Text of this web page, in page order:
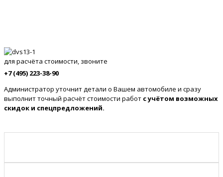
для расчёта стоимости, звоните
+7 (495) 223-38-90
Администратор уточнит детали о Вашем автомобиле и сразу
выполнит точный расчёт стоимости работ с учётом возможных
скидок и спецпредложений.